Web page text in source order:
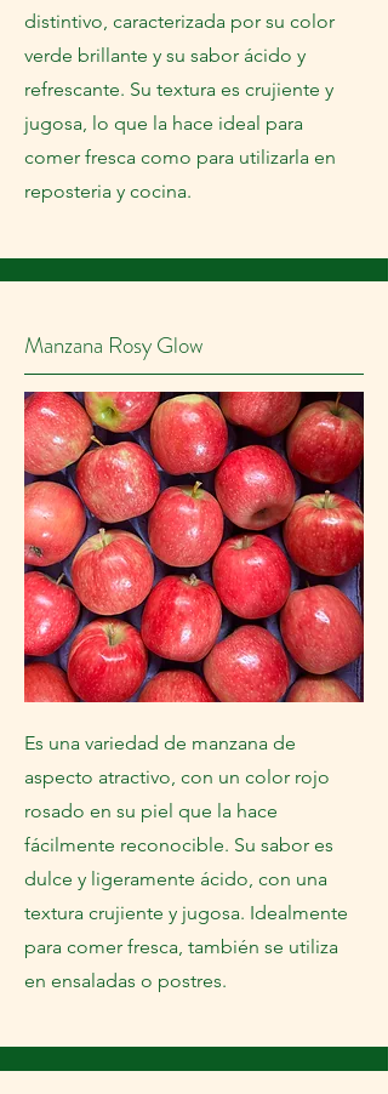
distintivo, caracterizada por su color
verde brillante y su sabor ácido y
refrescante. Su textura es crujiente y
jugosa, lo que la hace ideal para
comer fresca como para utilizarla en
reposteria y cocina.
Manzana Rosy Glow
Es una variedad de manzana de
aspecto atractivo, con un color rojo
rosado en su piel que la hace
fácilmente reconocible. Su sabor es
dulce y ligeramente ácido, con una
textura crujiente y jugosa. Idealmente
para comer fresca, también se utiliza
en ensaladas o postres.